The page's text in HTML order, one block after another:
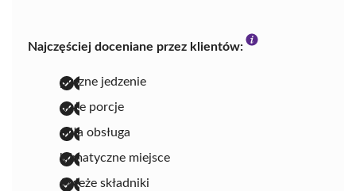
Najczęściej doceniane przez klientów:
pyszne jedzenie
duże porcje
miła obsługa
klimatyczne miejsce
świeże składniki